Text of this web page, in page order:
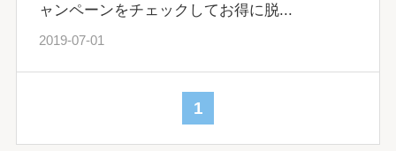
ャンペーンをチェックしてお得に脱...
2019-07-01
1